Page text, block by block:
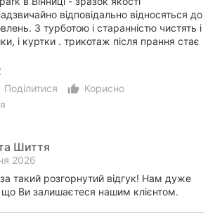
відповідально відносяться до
З турботою і старанністю чистять і
і куртки . трикотаж після прання стає
Поділитися thumb_up_alt
Корисно
Шиття
2026
такий розгорнутий відгук! Нам дуже
Ви залишаєтеся нашим клієнтом.